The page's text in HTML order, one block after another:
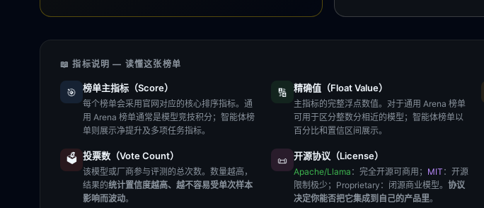
📖 指标说明 — 读懂这张榜单
🎯 榜单主指标（Score）
每个榜单会采用官网对应的核心排序指标。通
用 Arena 榜单通常是模型竞技积分；智能体榜
单则展示净提升及多项任务指标。
🔢 精确值（Float Value）
主指标的完整浮点数值。对于通用 Arena 榜单
可用于区分整数分相近的模型；智能体榜单以
百分比和置信区间展示。
🗳️ 投票数（Vote Count）
该模型或厂商参与评测的总次数。数量越高，
结果的统计置信度越高、越不容易受单次样本
影响而波动。
📜 开源协议（License）
Apache/Llama ：完全开源可商用； MIT ：开源
限制极少； Proprietary ：闭源商业模型。 协议
决定你能否把它集成到自己的产品里。